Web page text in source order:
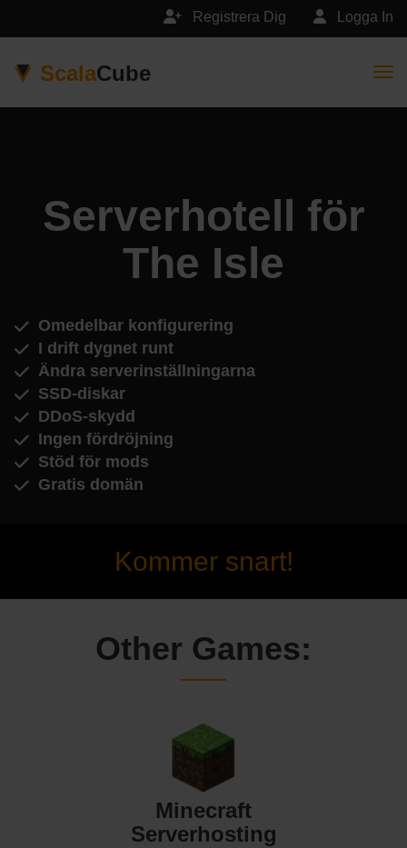
Logga In
Registrera Dig
ScalaCube
Serverhotell för
The Isle
Omedelbar konfigurering
I drift dygnet runt
Ändra serverinställningarna
SSD-diskar
DDoS-skydd
Ingen fördröjning
Stöd för mods
Gratis domän
Kommer snart!
Other Games:
Minecraft
Serverhosting